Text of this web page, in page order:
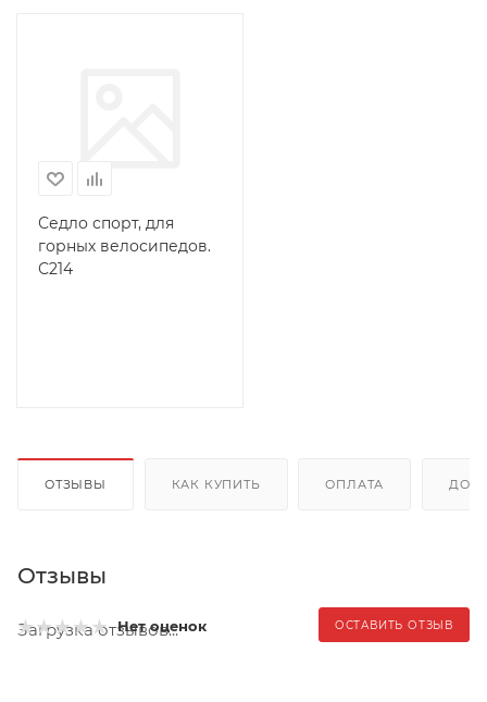
Седло спорт, для
горных велосипедов.
С214
ОТЗЫВЫ КАК КУПИТЬ ОПЛАТА
Отзывы
Нет оценок ОСТАВИТЬ ОТЗЫВ
Загрузка отзывов...